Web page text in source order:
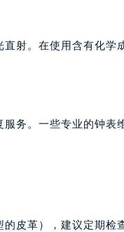
射。在使用含有化学
务。一些专业的钟
皮革），建议定期